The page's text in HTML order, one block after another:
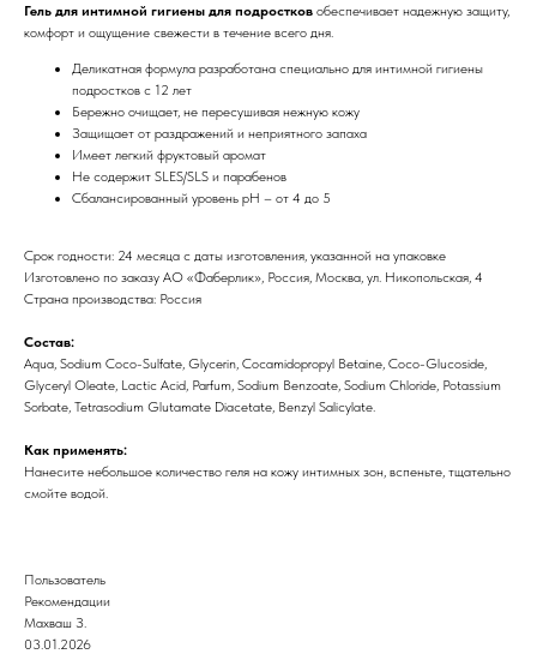
Гель для интимной гигиены для подростков обеспечивает надежную защиту,
комфорт и ощущение свежести в течение всего дня.
Деликатная формула разработана специально для интимной гигиены
подростков с 12 лет
Бережно очищает, не пересушивая нежную кожу
Защищает от раздражений и неприятного запаха
Имеет легкий фруктовый аромат
Не содержит SLES/SLS и парабенов
Сбалансированный уровень pH – от 4 до 5
Срок годности: 24 месяца с даты изготовления, указанной на упаковке
Изготовлено по заказу АО «Фаберлик», Россия, Москва, ул. Никопольская, 4
Страна производства: Россия
Состав:
Aqua, Sodium Coco-Sulfate, Glycerin, Cocamidopropyl Betaine, Coco-Glucoside,
Glyceryl Oleate, Lactic Acid, Parfum, Sodium Benzoate, Sodium Chloride, Potassium
Sorbate, Tetrasodium Glutamate Diacetate, Benzyl Salicylate.
Как применять:
Нанесите небольшое количество геля на кожу интимных зон, вспеньте, тщательно
смойте водой.
Пользователь
Рекомендации
Махваш З.
03.01.2026